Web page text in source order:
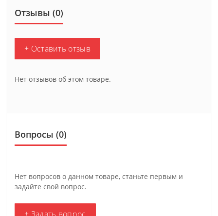
Отзывы (0)
+ Оставить отзыв
Нет отзывов об этом товаре.
Вопросы (0)
Нет вопросов о данном товаре, станьте первым и
задайте свой вопрос.